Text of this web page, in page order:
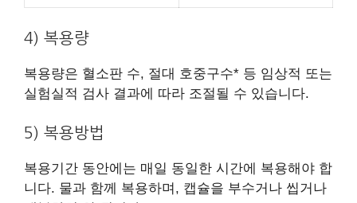
4) 복용량
복용량은 혈소판 수, 절대 호중구수* 등 임상적 또는
실험실적 검사 결과에 따라 조절될 수 있습니다.
5) 복용방법
복용기간 동안에는 매일 동일한 시간에 복용해야 합
니다. 물과 함께 복용하며, 캡슐을 부수거나 씹거나